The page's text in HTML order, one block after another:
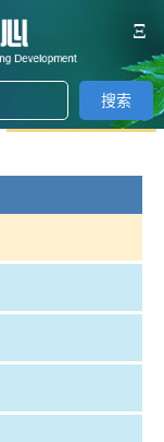
Ξ
搜索